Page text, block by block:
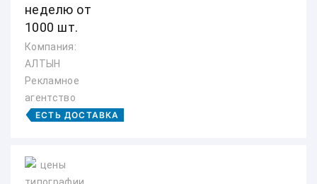
неделю от
1000 шт.
Компания:
АЛТЫН
Рекламное
агентство
ЕСТЬ ДОСТАВКА